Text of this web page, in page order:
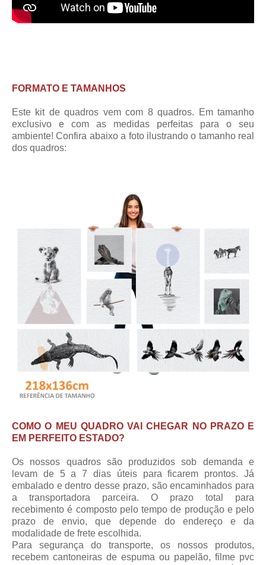
FORMATO E TAMANHOS
Este kit de quadros vem com 8 quadros. Em tamanho
exclusivo e com as medidas perfeitas para o seu
ambiente! Confira abaixo a foto ilustrando o tamanho real
dos quadros:
COMO O MEU QUADRO VAI CHEGAR NO PRAZO E
EM PERFEITO ESTADO?
Os nossos quadros são produzidos sob demanda e
levam de 5 a 7 dias úteis para ficarem prontos. Já
embalado e dentro desse prazo, são encaminhados para
a transportadora parceira. O prazo total para
recebimento é composto pelo tempo de produção e pelo
prazo de envio, que depende do endereço e da
modalidade de frete escolhida.
Para segurança do transporte, os nossos produtos,
recebem cantoneiras de espuma ou papelão, filme pvc